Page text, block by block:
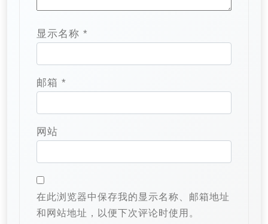
显示名称 *
邮箱 *
网站
在此浏览器中保存我的显示名称、邮箱地址
和网站地址，以便下次评论时使用。